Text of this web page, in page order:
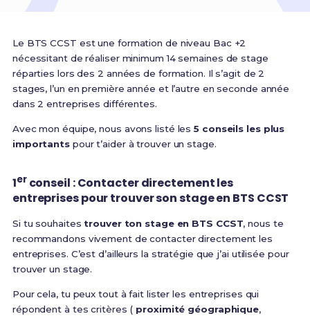
Le BTS CCST est une formation de niveau Bac +2
nécessitant de réaliser minimum 14 semaines de stage
réparties lors des 2 années de formation. Il s’agit de 2
stages, l’un en première année et l’autre en seconde année
dans 2 entreprises différentes.
Avec mon équipe, nous avons listé les5 conseils les plus
importantspour t’aider à trouver un stage.
1erconseil : Contacter directement les
entreprises pour trouver son stage en BTS CCST
Si tu souhaitestrouver ton stage en BTS CCST, nous te
recommandons vivement de contacter directement les
entreprises. C’est d’ailleurs la stratégie que j’ai utilisée pour
trouver un stage.
Pour cela, tu peux tout à fait lister les entreprises qui
répondent à tes critères ( proximité géographique,